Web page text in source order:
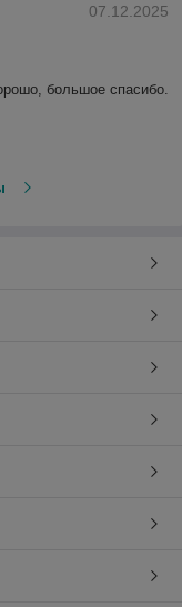
07.12.2025
большое спасибо.